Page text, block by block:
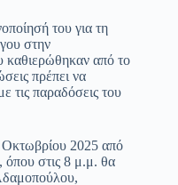
του για τη
στην
από το
πρέπει να
τις παραδόσεις του
Οκτωβρίου 2025 από
στις 8 μ.μ. θα